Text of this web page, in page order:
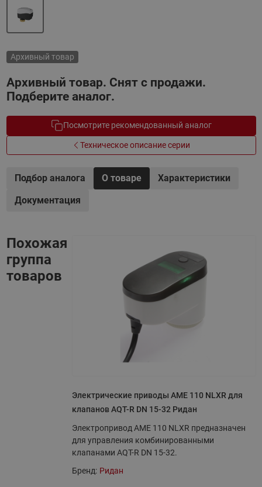
Архивный товар
Архивный товар. Снят с продажи.
Подберите аналог.
Посмотрите рекомендованный аналог
Техническое описание серии
Подбор аналога О товаре
Характеристики
Документация
Похожая
группа
товаров
Электрические приводы AME 110 NLXR для
клапанов AQT-R DN 15-32 Ридан
Электропривод AME 110 NLXR предназначен
для управления комбинированными
клапанами AQT-R DN 15-32.
Бренд: Ридан